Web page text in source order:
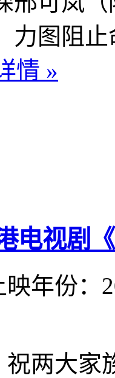
力图阻
情 »
电视剧
映年份：
大家